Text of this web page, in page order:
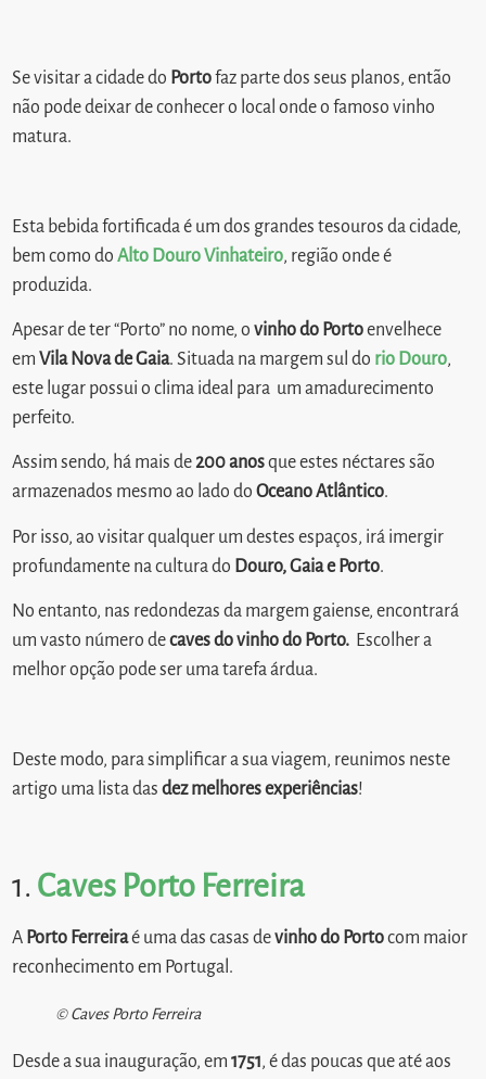
Se visitar a cidade do Portofaz parte dos seus planos, então
não pode deixar de conhecer o local onde o famoso vinho
matura.
Esta bebida fortificada é um dos grandes tesouros da cidade,
bem como doAlto Douro Vinhateiro, região onde é
produzida.
Apesar de ter “Porto” no nome, ovinho do Portoenvelhece
emVila Nova de Gaia. Situada na margem sul do rio Douro,
este lugar possui o clima ideal para um amadurecimento
perfeito.
Assim sendo, há mais de200 anosque estes néctares são
armazenados mesmo ao lado doOceano Atlântico.
Por isso, ao visitar qualquer um destes espaços, irá imergir
profundamente na cultura do Douro, Gaia e Porto.
No entanto, nas redondezas da margem gaiense, encontrará
um vasto número decaves do vinho do Porto. Escolher a
melhor opção pode ser uma tarefa árdua.
Deste modo, para simplificar a sua viagem, reunimos neste
artigo uma lista dasdez melhores experiências!
1. Caves Porto Ferreira
A Porto Ferreiraé uma das casas devinho do Portocom maior
reconhecimento em Portugal.
© Caves Porto Ferreira
Desde a sua inauguração, em1751, é das poucas que até aos